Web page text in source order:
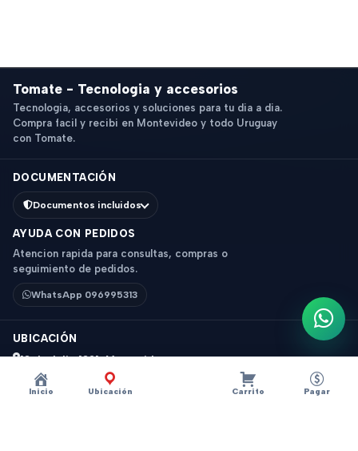
Inicio Ubicación Carrito Pagar
Tomate - Tecnologia y accesorios
Tecnologia, accesorios y soluciones para tu dia a dia.
Compra facil y recibi en Montevideo y todo Uruguay
con Tomate.
DOCUMENTACIÓN
Documentos incluidos
AYUDA CON PEDIDOS
Atencion rapida para consultas, compras o
seguimiento de pedidos.
WhatsApp 096995313
UBICACIÓN
18 de Julio 1831, Montevideo
Horario: 9 a 18 hs